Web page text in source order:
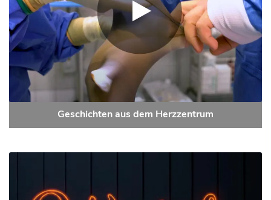
Geschichten aus dem Herzzentrum